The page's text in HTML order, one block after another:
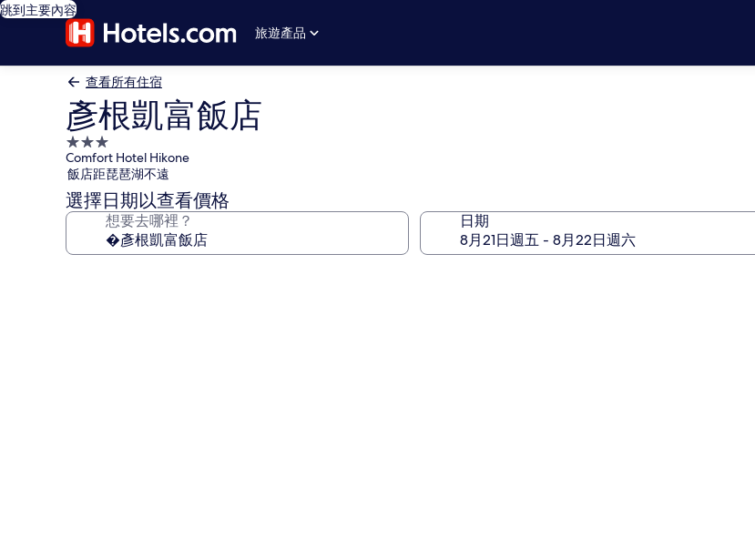
跳到主要內容
旅遊產品
查看所有住宿
彥根凱富飯店
3.0
星
級
住
宿
Comfort Hotel Hikone
飯店距琵琶湖不遠
選擇日期以查看價格
想要去哪裡？ 日期